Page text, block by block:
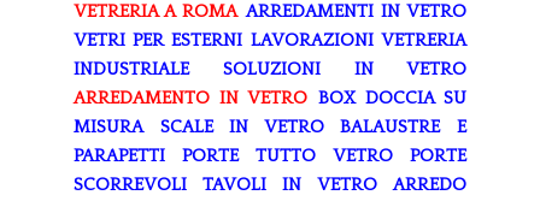
VETRERIA A ROMA ARREDAMENTI IN VETRO
VETRI PER ESTERNI LAVORAZIONI VETRERIA
INDUSTRIALE
SOLUZIONI IN VETRO
ARREDAMENTO IN VETRO BOX DOCCIA SU
MISURA
SCALE IN VETRO
BALAUSTRE E
PARAPETTI
PORTE TUTTO VETRO
PORTE
SCORREVOLI
TAVOLI IN VETRO
ARREDO